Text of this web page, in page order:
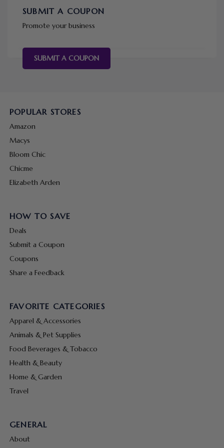
SUBMIT A COUPON
Promote your business
SUBMIT A COUPON
POPULAR STORES
Amazon
Macys
Bloom Chic
Chicme
Elizabeth Arden
HOW TO SAVE
Deals
Submit a Coupon
Coupons
Share a Feedback
FAVORITE CATEGORIES
Apparel & Accessories
Animals & Pet Supplies
Food Beverages & Tobacco
Health & Beauty
Home & Garden
Travel
GENERAL
About